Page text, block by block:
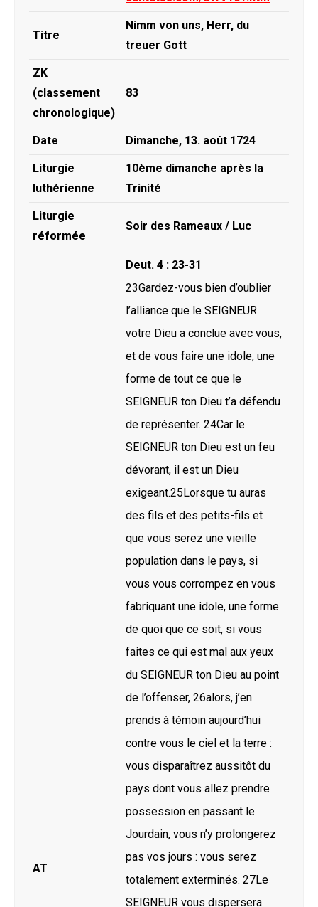
Titre
Nimm von uns, Herr, du
treuer Gott
ZK
(classement
chronologique)
83
Date Dimanche, 13. août 1724
Liturgie
luthérienne
10ème dimanche après la
Trinité
Liturgie
réformée
Soir des Rameaux / Luc
AT
Deut. 4 : 23-31
23Gardez-vous bien d’oublier
l’alliance que le SEIGNEUR
votre Dieu a conclue avec vous,
et de vous faire une idole, une
forme de tout ce que le
SEIGNEUR ton Dieu t’a défendu
de représenter. 24Car le
SEIGNEUR ton Dieu est un feu
dévorant, il est un Dieu
exigeant.25Lorsque tu auras
des fils et des petits-fils et
que vous serez une vieille
population dans le pays, si
vous vous corrompez en vous
fabriquant une idole, une forme
de quoi que ce soit, si vous
faites ce qui est mal aux yeux
du SEIGNEUR ton Dieu au point
de l’offenser, 26alors, j’en
prends à témoin aujourd’hui
contre vous le ciel et la terre :
vous disparaîtrez aussitôt du
pays dont vous allez prendre
possession en passant le
Jourdain, vous n’y prolongerez
pas vos jours : vous serez
totalement exterminés. 27Le
SEIGNEUR vous dispersera